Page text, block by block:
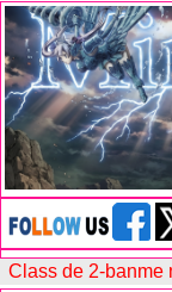
Class de 2-banme